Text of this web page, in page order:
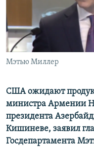
Հայերեն
English
Русский
Мэтью Миллер
США ожидают
министра Армении
президента
Кишиневе, заявил
Госдепартамента